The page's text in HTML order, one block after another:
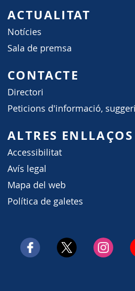
ACTUALITAT
Notícies
Sala de premsa
CONTACTE
Directori
Peticions d'informació,
ALTRES ENLLAÇOS
Accessibilitat
Avís legal
Mapa del web
Política de galetes